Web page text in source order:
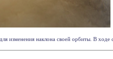
наклона своей орбиты. В ходе